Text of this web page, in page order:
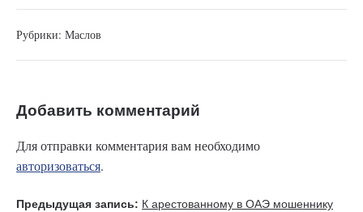
bo
ok
tte
r A a ви
Рубрики: Маслов
Добавить комментарий
Для отправки комментария вам необходимо
авторизоваться.
Предыдущая запись: К арестованному в ОАЭ мошеннику